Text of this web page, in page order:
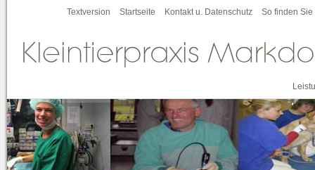
Textversion Startseite Kontakt u. Datenschutz So finden Sie